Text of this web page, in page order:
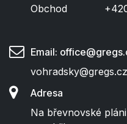
Obchod
Email:
vohradsky@gregs.cz
Adresa
Na břevnovské